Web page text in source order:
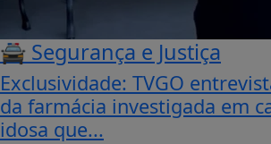
🚔 Segurança e Justiça
Exclusividade: TVGO
da farmácia investigada em
idosa que...